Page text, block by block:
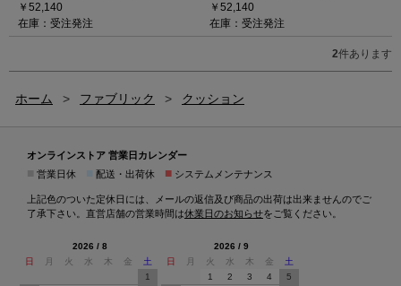
￥52,140
在庫：受注発注
￥52,140
在庫：受注発注
2件あります
ホーム > ファブリック > クッション
オンラインストア 営業日カレンダー
営業日休 配送・出荷休 ■ システムメンテナンス
上記色のついた定休日には、メールの返信及び商品の出荷は出来ませんのでご
了承下さい。直営店舗の営業時間は休業日のお知らせをご覧ください。
2026 / 8
日
月 火 水 木 金
土
1
2026 / 9
日
月 火 水 木 金
土
1
2 3 4
5